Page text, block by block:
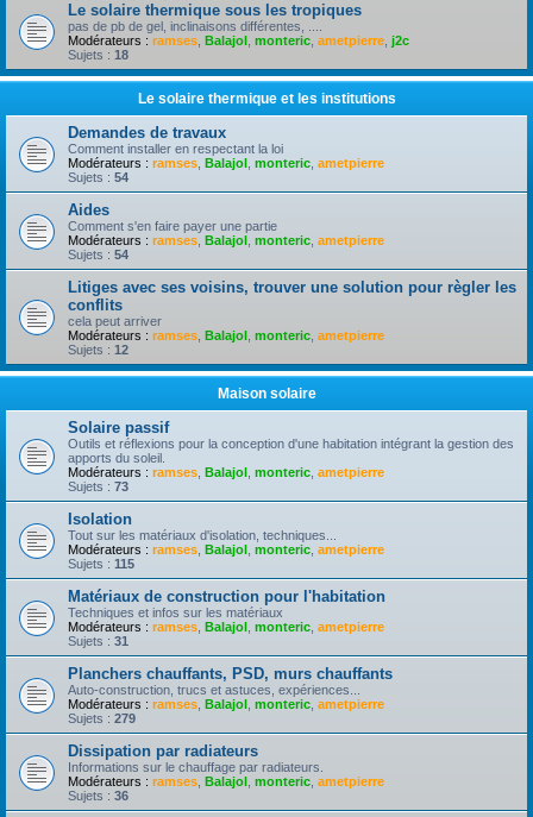
Le solaire thermique sous les tropiques
pas de pb de gel, inclinaisons différentes, ....
Modérateurs : ramses Balajol monteric ametpierre j2c
Sujets : 18
Le solaire thermique et les institutions
Demandes de travaux
Comment installer en respectant la loi
Modérateurs : ramses Balajol monteric ametpierre
Sujets : 54
Aides
Comment s'en faire payer une partie
Modérateurs : ramses Balajol monteric ametpierre
Sujets : 54
Litiges avec ses voisins, trouver une solution pour règler les
conflits
cela peut arriver
Modérateurs : ramses Balajol monteric ametpierre
Sujets : 12
Maison solaire
Solaire passif
Outils et réflexions pour la conception d'une habitation intégrant la gestion des
apports du soleil.
Modérateurs : ramses Balajol monteric ametpierre
Sujets : 73
Isolation
Tout sur les matériaux d'isolation, techniques...
Modérateurs : ramses Balajol monteric ametpierre
Sujets : 115
Matériaux de construction pour l'habitation
Techniques et infos sur les matériaux
Modérateurs : ramses Balajol monteric ametpierre
Sujets : 31
Planchers chauffants, PSD, murs chauffants
Auto-construction, trucs et astuces, expériences...
Modérateurs : ramses Balajol monteric ametpierre
Sujets : 279
Dissipation par radiateurs
Informations sur le chauffage par radiateurs.
Modérateurs : ramses Balajol monteric ametpierre
Sujets : 36